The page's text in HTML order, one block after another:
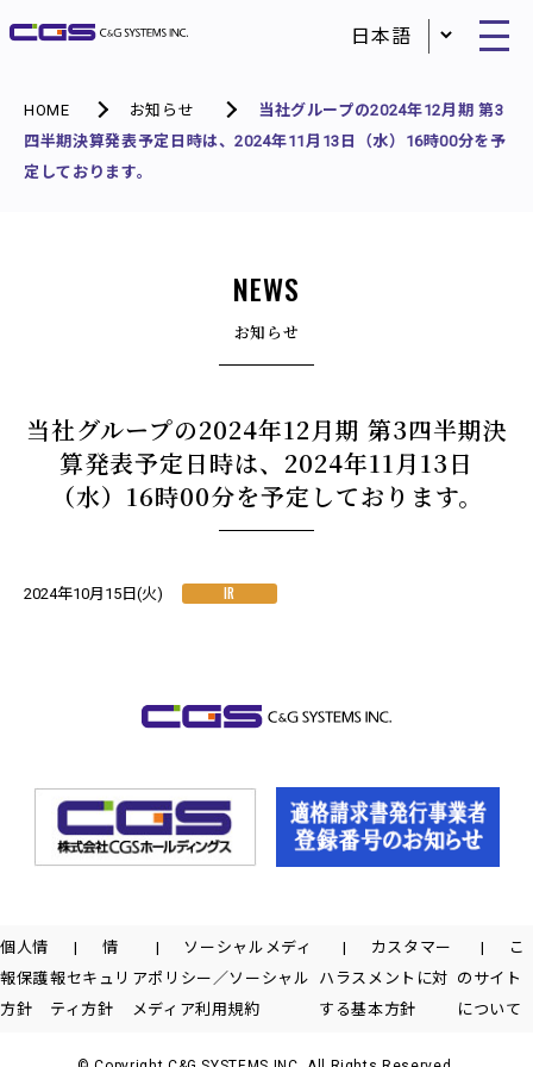
HOME お知らせ
当社グループの2024年12月期 第3
四半期決算発表予定日時は、2024年11月13日（水）16時00分を予
定しております。
NEWS
お知らせ
当社グループの2024年12月期 第3四半期決
算発表予定日時は、2024年11月13日
（水）16時00分を予定しております。
2024年10月15日(火) IR
個人情
報保護
方針
情
報セキュリ
ティ方針
ソーシャルメディ
アポリシー／ソーシャル
メディア利用規約
カスタマー
ハラスメントに対
する基本方針
こ
のサイト
について